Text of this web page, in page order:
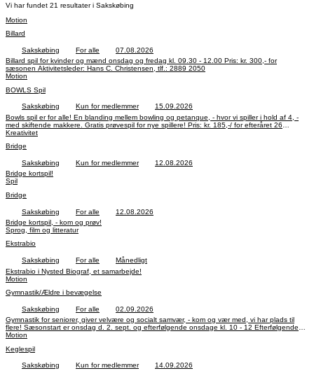
Vi har fundet 21 resultater i Sakskøbing
Motion
Billard
Sakskøbing For alle
07.08.2026
Billard spil for kvinder og mænd onsdag og fredag kl. 09.30 - 12.00 Pris: kr. 300,- for
sæsonen Aktivitetsleder: Hans C. Christensen, tlf.: 2889 2050
Motion
BOWLS Spil
Sakskøbing Kun for medlemmer
15.09.2026
Bowls spil er for alle! En blanding mellem bowling og petanque, - hvor vi spiller i hold af 4, -
med skiftende makkere. Gratis prøvespil for nye spillere! Pris: kr. 185,-/ for efteråret 26
Aktivitetsleder: Bjarne Ralf Nielsen, tlf.: 4033 4329
Kreativitet
Bridge
Sakskøbing Kun for medlemmer
12.08.2026
Bridge kortspil!
Spil
Bridge
Sakskøbing For alle
12.08.2026
Bridge kortspil, - kom og prøv!
Sprog, film og litteratur
Ekstrabio
Sakskøbing For alle
Månedligt
Ekstrabio i Nysted Biograf, et samarbejde!
Motion
Gymnastik/Ældre i bevægelse
Sakskøbing For alle
02.09.2026
Gymnastik for seniorer, giver velvære og socialt samvær, - kom og vær med, vi har plads til
flere! Sæsonstart er onsdag d. 2. sept. og efterfølgende onsdage kl. 10 - 12 Efterfølgende
serveres 1 kop kaffe i cafeteriet! Pris: kr. 200,- for md sept. - dec., og kr. 200,- for jan. - april
Motion
Keglespil
Sakskøbing Kun for medlemmer
14.09.2026